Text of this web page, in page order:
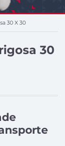
30 X 30
30